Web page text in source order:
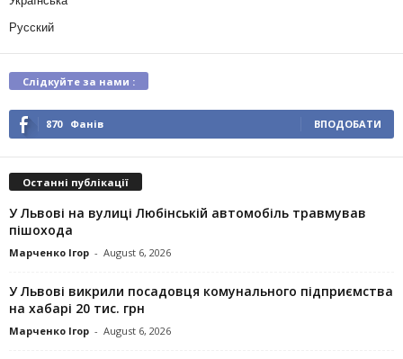
Русский
Слідкуйте за нами :
870 Фанів ВПОДОБАТИ
Останні публікації
У Львові на вулиці Любінській автомобіль травмував
пішохода
Марченко Ігор - August 6, 2026
У Львові викрили посадовця комунального підприємства
на хабарі 20 тис. грн
Марченко Ігор - August 6, 2026